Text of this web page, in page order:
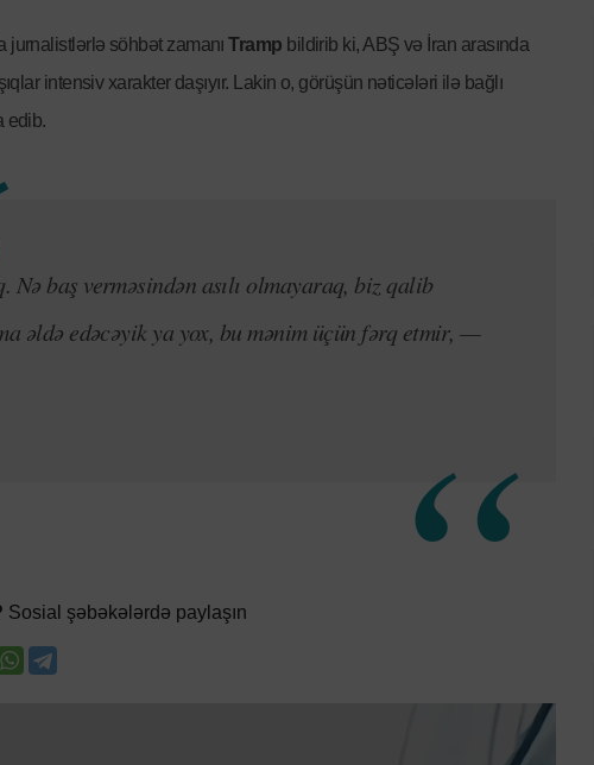
jurnalistlərlə söhbət zamanıTramp bildirib ki, ABŞ və İran arasında
intensiv xarakter daşıyır. Lakin o, görüşün nəticələri ilə bağlı
edib.
Nə baş verməsindən asılı olmayaraq, biz qalib
əldə edəcəyik ya yox, bu mənim üçün fərq etmir, —
Sosial şəbəkələrdə paylaşın